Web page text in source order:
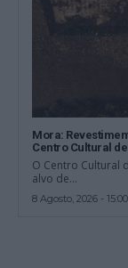
Mora:
Centro Cultural
O Centro Cultural
alvo de...
8 Agosto, 2026 - 15:00